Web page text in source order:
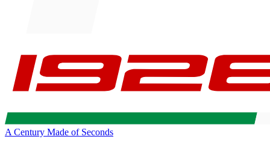
A Century Made of Seconds